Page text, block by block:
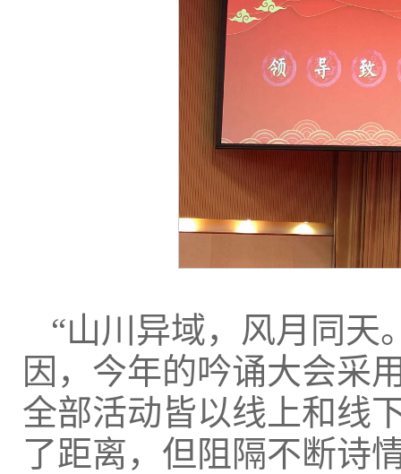
“山川异域，风月同天
因，今年的吟诵大会采
全部活动皆以线上和线
了距离，但阻隔不断诗